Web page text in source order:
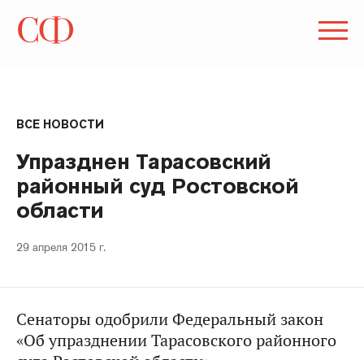
ВСЕ НОВОСТИ
Упразднен Тарасовский
районный суд Ростовской
области
29 апреля 2015 г.
Сенаторы одобрили Федеральный закон
«Об упразднении Тарасовского районного